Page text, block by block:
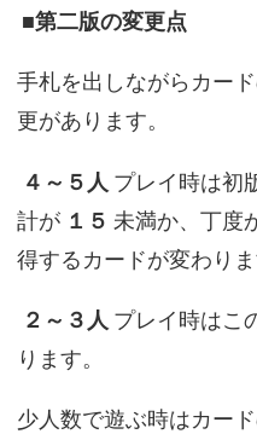
■第二版の変更点
手札を出しながらカー
更があります。
４～５人 プレイ時は初
計が １５ 未満か、丁度
得するカードが変わりま
２～３人 プレイ時はこ
ります。
少人数で遊ぶ時はカー